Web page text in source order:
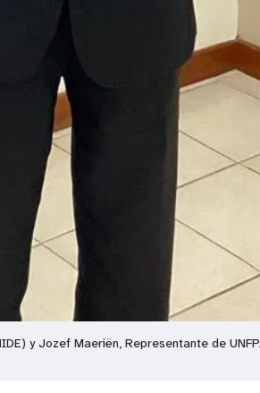
y Jozef Maeriën, Representante de